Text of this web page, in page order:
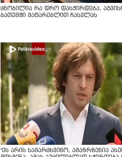
ცნობილია რა დრო დასჭირდება,
ბათუმში მატარებლით ჩასვლას
"ეს არის სამარცხვინო, ამაზრზენია